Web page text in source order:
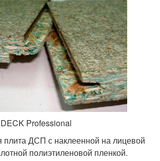
Professional
плита ДСП с наклеенной на лицевой
полиэтиленовой пленкой.